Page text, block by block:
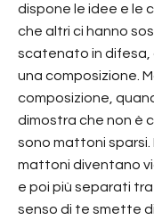
dispone le idee e le
che altri ci hanno
scatenato in difesa,
una composizione.
composizione,
dimostra che non è
sono mattoni sparsi.
mattoni diventano
e poi più separati tra
senso di te smette